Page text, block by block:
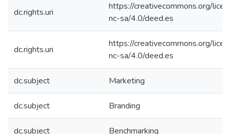
dc.rights.uri
https://creativecommons.org/
nc-sa/4.0/deed.es
dc.rights.uri
https://creativecommons.org/
nc-sa/4.0/deed.es
dc.subject Marketing
dc.subject Branding
dc.subject Benchmarking